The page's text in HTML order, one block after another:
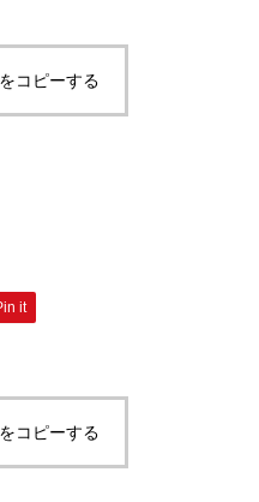
コピーする
it
コピーする